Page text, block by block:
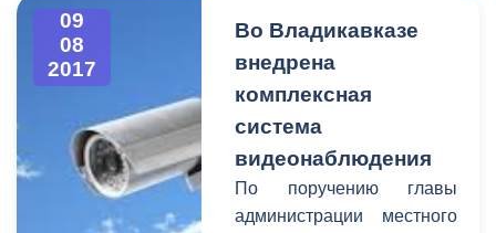
09
08
2017
Во Владикавказе
внедрена
комплексная
система
видеонаблюдения
По поручению главы
администрации местного